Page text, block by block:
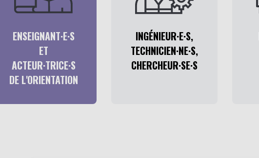
ENSEIGNANT·E·S
ET
ACTEUR·TRICE·S
DE L'ORIENTATION
INGÉNIEUR·E·S,
TECHNICIEN·NE·S,
CHERCHEUR·SE·S